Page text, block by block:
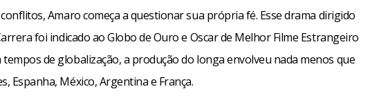
Amaro começa a questionar sua própria fé. Esse drama dirigido
foi indicado ao Globo de Ouro e Oscar de Melhor Filme Estrangeiro
tempos de globalização, a produção do longa envolveu nada menos que
Espanha, México, Argentina e França.